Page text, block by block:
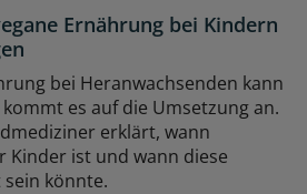
Ernährung bei Kindern
bei Heranwachsenden kann
es auf die Umsetzung an.
erklärt, wann
Kinder ist und wann diese
könnte.